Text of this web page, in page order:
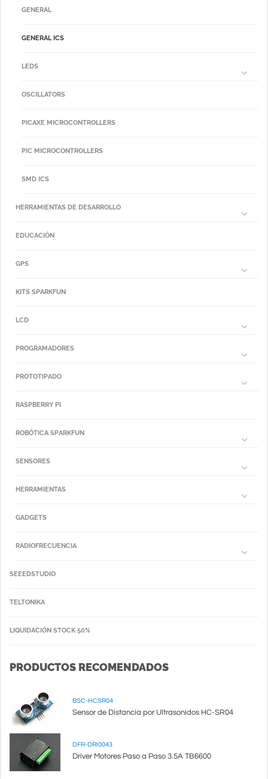
GENERAL
GENERAL ICS
LEDS
OSCILLATORS
PICAXE MICROCONTROLLERS
PIC MICROCONTROLLERS
SMD ICS
HERRAMIENTAS DE DESARROLLO
EDUCACIÓN
GPS
KITS SPARKFUN
LCD
PROGRAMADORES
PROTOTIPADO
RASPBERRY PI
ROBÓTICA SPARKFUN
SENSORES
HERRAMIENTAS
GADGETS
RADIOFRECUENCIA
SEEEDSTUDIO
TELTONIKA
LIQUIDACIÓN STOCK 50%
PRODUCTOS RECOMENDADOS
BSC-HCSR04
Sensor de Distancia por Ultrasonidos HC-SR04
DFR-DRI0043
Driver Motores Paso a Paso 3.5A TB6600